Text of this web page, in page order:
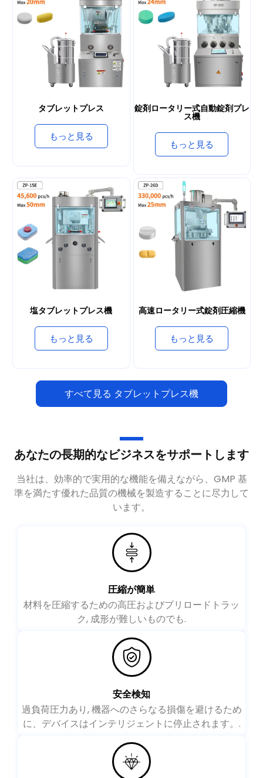
タブレットプレス 錠剤ロータリー式自動錠剤プレ
ス機
塩タブレットプレス機 高速ロータリー式錠剤圧縮機
あなたの長期的なビジネスをサポートします
当社は、効率的で実用的な機能を備えながら、GMP 基
準を満たす優れた品質の機械を製造することに尽力して
います。
圧縮が簡単
材料を圧縮するための高圧およびプリロードトラッ
ク, 成形が難しいものでも.
安全検知
過負荷圧力あり, 機器へのさらなる損傷を避けるため
に、デバイスはインテリジェントに停止されます。.